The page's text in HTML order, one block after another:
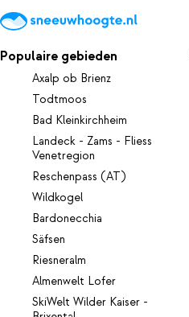
Populaire gebieden
Axalp ob Brienz
Todtmoos
Bad Kleinkirchheim
Landeck - Zams - Fliess
Venetregion
Reschenpass (AT)
Wildkogel
Bardonecchia
Säfsen
Riesneralm
Almenwelt Lofer
SkiWelt Wilder Kaiser -